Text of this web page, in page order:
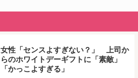
女性「センスよすぎない？」 上司か
らのホワイトデーギフトに「素敵」
「かっこよすぎる」